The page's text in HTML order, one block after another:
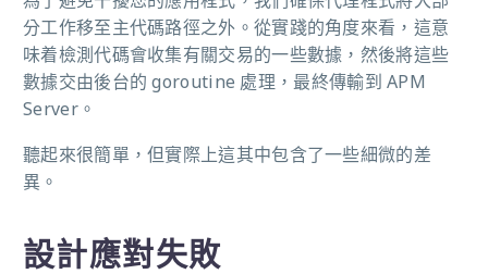
分工作移至主代碼路徑之外。從實踐的角度來看，這意
味着檢測代碼會收集有關交易的一些數據，然後將這些
數據交由後台的 goroutine 處理，最終傳輸到 APM
Server。
聽起來很簡單，但實際上這其中包含了一些細微的差
異。
設計應對失敗